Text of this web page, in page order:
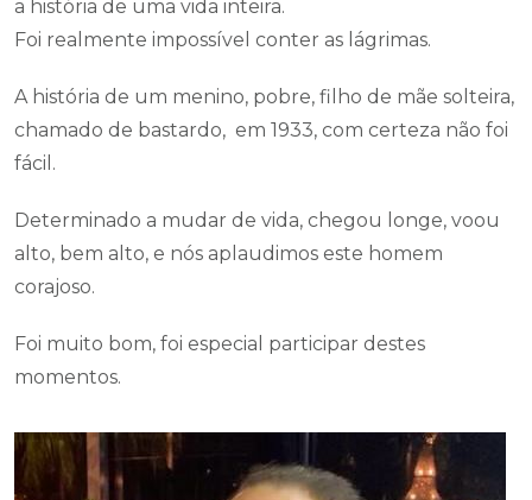
a história de uma vida inteira.
Foi realmente impossível conter as lágrimas.
A história de um menino, pobre, filho de mãe solteira,
chamado de bastardo, em 1933, com certeza não foi
fácil.
Determinado a mudar de vida, chegou longe, voou
alto, bem alto, e nós aplaudimos este homem
corajoso.
Foi muito bom, foi especial participar destes
momentos.